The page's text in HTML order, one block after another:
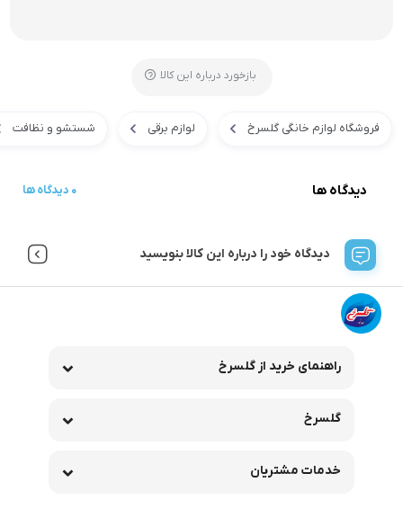
بازخورد درباره این کالا
فروشگاه لوازم خانگی گلسرخ لوازم برقی شستشو و نظافت
دیدگاه ها 0 دیدگاه ها
دیدگاه خود را درباره این کالا بنویسید
راهنمای خرید از گلسرخ
گلسرخ
خدمات مشتریان